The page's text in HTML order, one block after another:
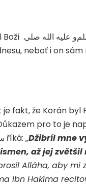
Boží صلى الله عليه و
neboť i on
fakt, že Korán byl
pro to je
říká: „Džibríl mne
až jej zvětšil
Alláha, aby mi
ibn Hakíma